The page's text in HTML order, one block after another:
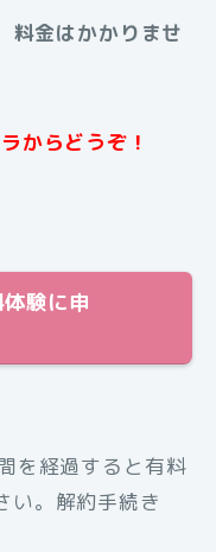
料金はかかりませ
からどうぞ！
験に申
を経過すると有料
い。解約手続き